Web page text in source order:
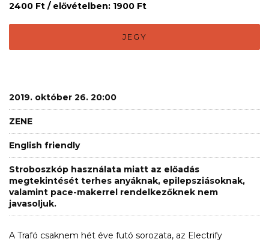
2400 Ft / elővételben: 1900 Ft
JEGY
2019. október 26. 20:00
ZENE
English friendly
Stroboszkóp használata miatt az előadás
megtekintését terhes anyáknak, epilepsziásoknak,
valamint pace-makerrel rendelkezőknek nem
javasoljuk.
A Trafó csaknem hét éve futó sorozata, az Electrify